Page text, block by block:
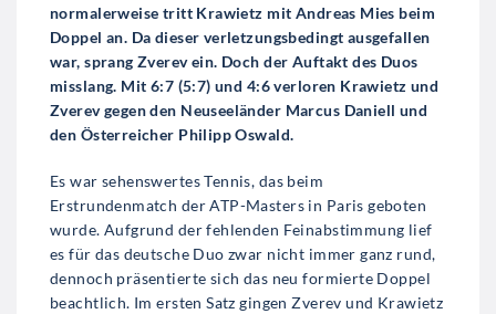
normalerweise tritt Krawietz mit Andreas Mies beim
Doppel an. Da dieser verletzungsbedingt ausgefallen
war, sprang Zverev ein. Doch der Auftakt des Duos
misslang. Mit 6:7 (5:7) und 4:6 verloren Krawietz und
Zverev gegen den Neuseeländer Marcus Daniell und
den Österreicher Philipp Oswald.
Es war sehenswertes Tennis, das beim
Erstrundenmatch der ATP-Masters in Paris geboten
wurde. Aufgrund der fehlenden Feinabstimmung lief
es für das deutsche Duo zwar nicht immer ganz rund,
dennoch präsentierte sich das neu formierte Doppel
beachtlich. Im ersten Satz gingen Zverev und Krawietz